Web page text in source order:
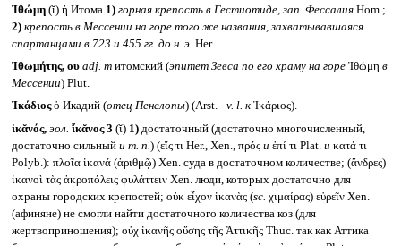
Ἰθώμη(ῐ) ἡ Итома 1) горная крепость в Гестиотиде, зап. ФессалияHom.;
2) крепость в Мессении на горе того же названия, захватывавшаяся
спартанцами в 723 и 455 гг. до н. э. Her.
Ἰθωμήτης, ου adj. mитомский (эпитет Зевса по его храму на гореἸθώμη в
Мессении) Plut.
Ἰκάδιοςὁ Икадий (отец Пенелопы) (Arst. - v. l. кἸκάριος).
ἱκᾰνός, эол. ἴκᾰνος 3 (ῐ) 1)достаточный (достаточно многочисленный,
достаточно сильный и т. п.) (εἴς τι Her., Xen., πρός и ἐπί τι Plat. и κατά τι
Polyb.): πλοῖα ἱκανά (ἀριθμῷ) Xen. суда в достаточном количестве; (ἄνδρες)
ἱκανοὶ τὰς ἀκροπόλεις φυλάττειν Xen. люди, которых достаточно для
охраны городских крепостей; οὐκ εἶχον ἱκανὰς (sc. χιμαίρας) εὑρεῖν Xen.
(афиняне) не смогли найти достаточного количества коз (для
жертвоприношения); οὐχ ἱκανῆς οὔσης τῆς Ἀττικῆς Thuc. так как Аттика